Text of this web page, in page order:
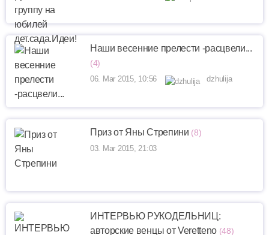
Наши весенние прелести -расцвели...
(4)
06. Mar 2015, 10:56 dzhulija
Приз от Яны Стрепини (8)
03. Mar 2015, 21:03
ИНТЕРВЬЮ РУКОДЕЛЬНИЦ:
авторские венцы от Veretteno (48)